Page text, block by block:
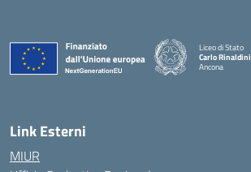
Liceo di Stato
Carlo Rinaldini
Ancona
Link Esterni
MIUR